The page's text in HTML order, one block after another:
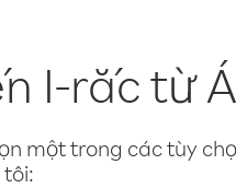
I-rắc từ
một trong các tùy